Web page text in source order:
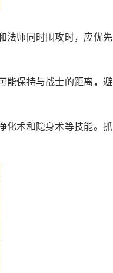
法师同时围攻时，应优先
能保持与战士的距离，避
化术和隐身术等技能。抓